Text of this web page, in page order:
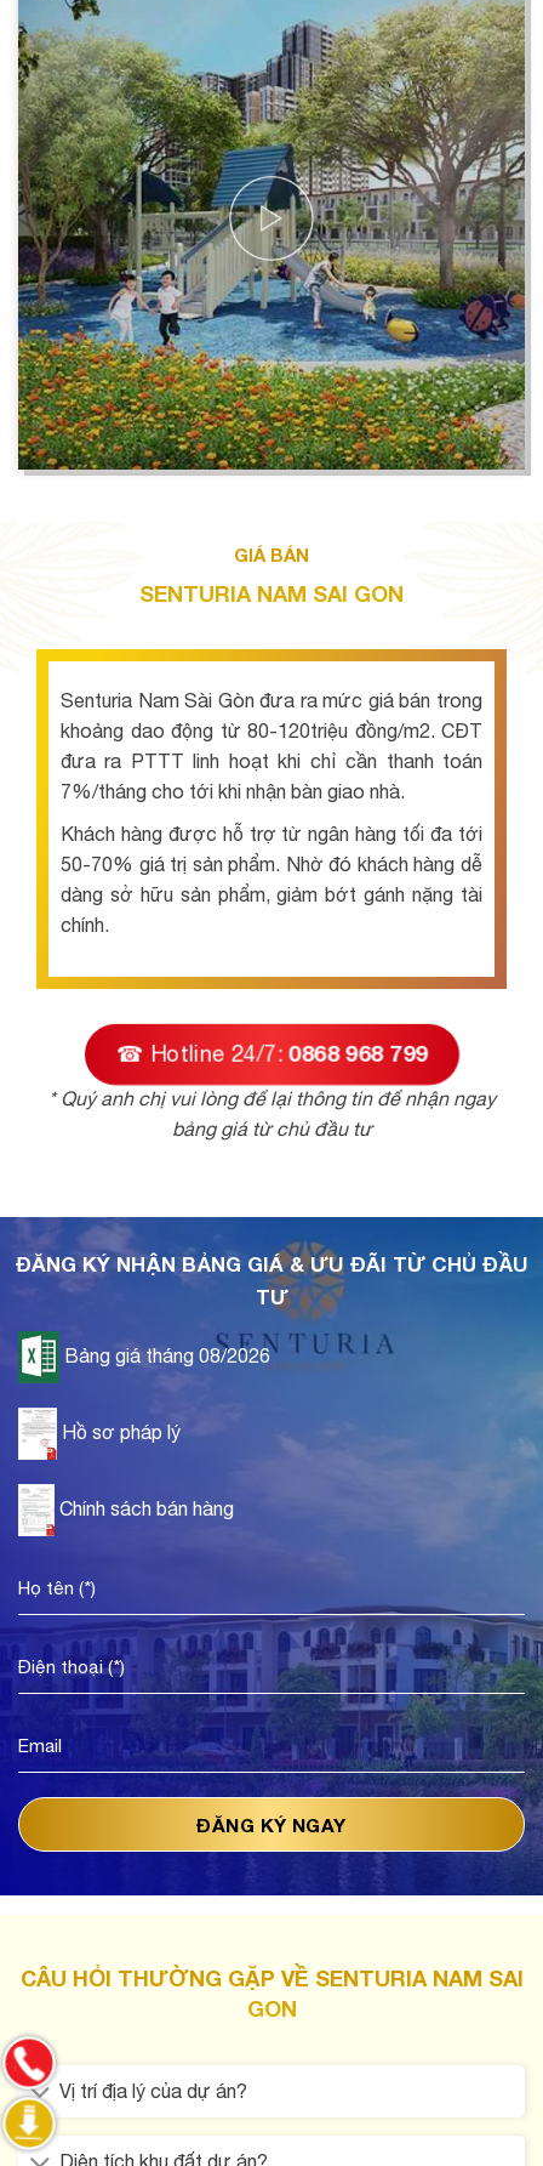
GIÁ BÁN
SENTURIA NAM SAI GON
Senturia Nam Sài Gòn đưa ra mức giá bán trong
khoảng dao động từ 80-120triệu đồng/m2. CĐT
đưa ra PTTT linh hoạt khi chỉ cần thanh toán
7%/tháng cho tới khi nhận bàn giao nhà.
Khách hàng được hỗ trợ từ ngân hàng tối đa tới
50-70% giá trị sản phẩm. Nhờ đó khách hàng dễ
dàng sở hữu sản phẩm, giảm bớt gánh nặng tài
chính.
☎ Hotline 24/7: 0868 968 799
* Quý anh chị vui lòng để lại thông tin để nhận ngay
bảng giá từ chủ đầu tư
ĐĂNG KÝ NHẬN BẢNG GIÁ & ƯU ĐÃI TỪ CHỦ ĐẦU
TƯ
Bảng giá tháng 08/2026
Hồ sơ pháp lý
Chính sách bán hàng
CÂU HỎI THƯỜNG GẶP VỀ SENTURIA NAM SAI
GON
Vị trí địa lý của dự án?
Diện tích khu đất dự án?